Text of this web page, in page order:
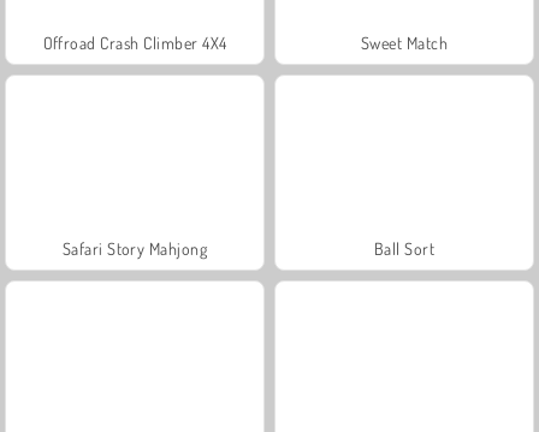
Offroad Crash Climber 4X4 Sweet Match
Safari Story Mahjong Ball Sort